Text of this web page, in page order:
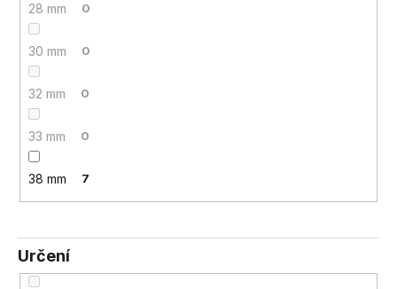
28 mm 0
30 mm 0
32 mm 0
33 mm 0
38 mm 7
Určení